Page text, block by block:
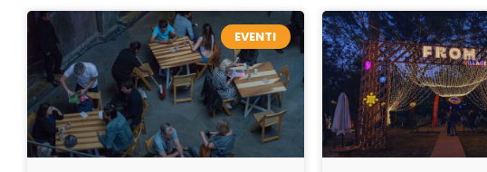
EVENTI